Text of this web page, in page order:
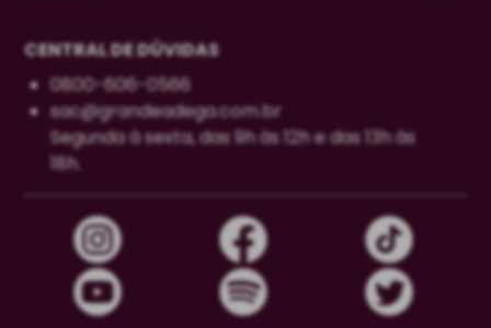
CENTRAL DE DÚVIDAS
0800-606-0566
sac@grandeadega.com.br
Segunda à sexta, das 9h às 12h e das 13h às
18h.